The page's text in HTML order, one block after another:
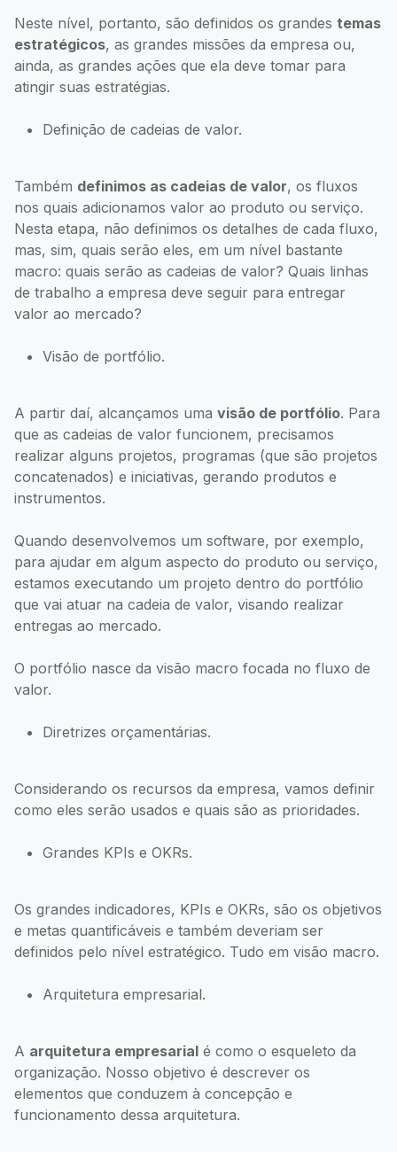
Neste nível, portanto, são definidos os grandes temas
estratégicos, as grandes missões da empresa ou,
ainda, as grandes ações que ela deve tomar para
atingir suas estratégias.
Definição de cadeias de valor.
Também definimos as cadeias de valor, os fluxos
nos quais adicionamos valor ao produto ou serviço.
Nesta etapa, não definimos os detalhes de cada fluxo,
mas, sim, quais serão eles, em um nível bastante
macro: quais serão as cadeias de valor? Quais linhas
de trabalho a empresa deve seguir para entregar
valor ao mercado?
Visão de portfólio.
A partir daí, alcançamos uma visão de portfólio. Para
que as cadeias de valor funcionem, precisamos
realizar alguns projetos, programas (que são projetos
concatenados) e iniciativas, gerando produtos e
instrumentos.
Quando desenvolvemos um software, por exemplo,
para ajudar em algum aspecto do produto ou serviço,
estamos executando um projeto dentro do portfólio
que vai atuar na cadeia de valor, visando realizar
entregas ao mercado.
O portfólio nasce da visão macro focada no fluxo de
valor.
Diretrizes orçamentárias.
Considerando os recursos da empresa, vamos definir
como eles serão usados e quais são as prioridades.
Grandes KPIs e OKRs.
Os grandes indicadores, KPIs e OKRs, são os objetivos
e metas quantificáveis e também deveriam ser
definidos pelo nível estratégico. Tudo em visão macro.
Arquitetura empresarial.
A arquitetura empresarial é como o esqueleto da
organização. Nosso objetivo é descrever os
elementos que conduzem à concepção e
funcionamento dessa arquitetura.